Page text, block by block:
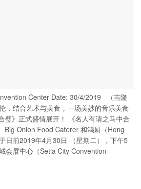
Center Date: 30/4/2019 （吉隆
，结合艺术与美食，一场美妙的音乐美食
璧》正式盛情展开！ 《名人有请之马中合
Big Onion Food Caterer 和鸿厨（Hong
日前2019年4月30日 （星期二），下午5
会展中心（Setia City Convention